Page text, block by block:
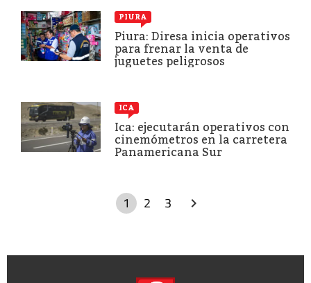
PIURA
Piura: Diresa inicia operativos
para frenar la venta de
juguetes peligrosos
ICA
Ica: ejecutarán operativos con
cinemómetros en la carretera
Panamericana Sur
1 2 3